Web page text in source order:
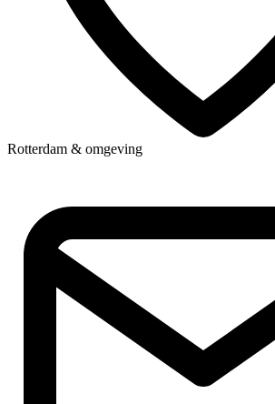
Rotterdam & omgeving